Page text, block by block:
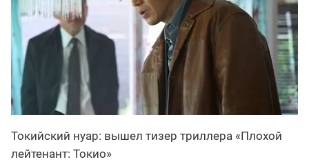
Токийский нуар: вышел тизер триллера «Плохой
лейтенант: Токио»